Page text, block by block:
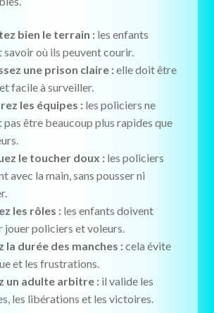
bien le terrain :les enfants
savoir où ils peuvent courir.
une prison claire :elle doit être
facile à surveiller.
les équipes :les policiers ne
être beaucoup plus rapides que
le toucher doux :les policiers
avec la main, sans pousser ni
les rôles :les enfants doivent
jouer policiers et voleurs.
la durée des manches :cela évite
et les frustrations.
un adulte arbitre :il valide les
les libérations et les victoires.